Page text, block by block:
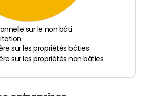
sur le non bâti
sur les propriétés bâties
sur les propriétés non bâties